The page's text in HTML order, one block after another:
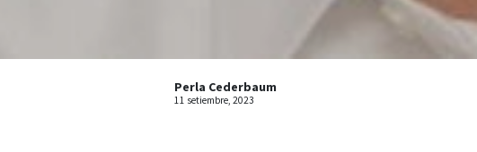
Perla Cederbaum
11 setiembre, 2023